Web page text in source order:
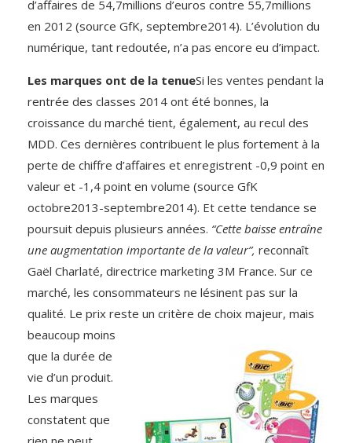
d’affaires de 54,7millions d’euros contre 55,7millions
en 2012 (source GfK, septembre2014). L’évolution du
numérique, tant redoutée, n’a pas encore eu d’impact.
Les marques ont de la tenueSi les ventes pendant la
rentrée des classes 2014 ont été bonnes, la
croissance du marché tient, également, au recul des
MDD. Ces dernières contribuent le plus fortement à la
perte de chiffre d’affaires et enregistrent -0,9 point en
valeur et -1,4 point en volume (source GfK
octobre2013-septembre2014). Et cette tendance se
poursuit depuis plusieurs années. “Cette baisse entraîne
une augmentation importante de la valeur”, reconnaît
Gaël Charlaté, directrice marketing 3M France. Sur ce
marché, les consommateurs ne lésinent pas sur la
qualité. Le prix reste un critère de choix majeur, mais
beaucoup moins
que la durée de
vie d’un produit.
Les marques
constatent que